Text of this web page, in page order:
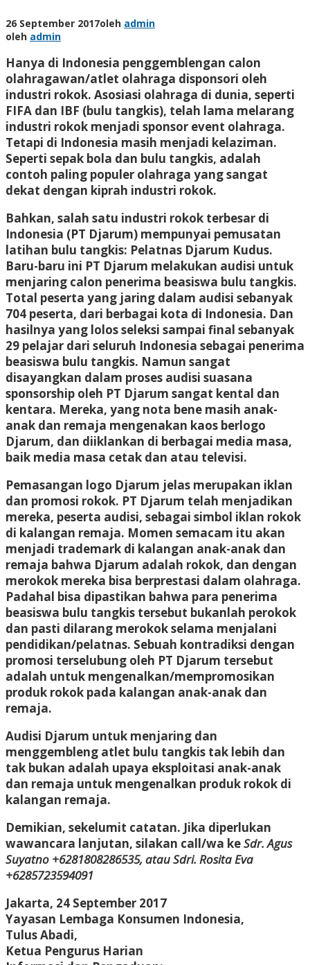
26 September 2017oleh admin
oleh admin
Hanya di Indonesia penggemblengan calon
olahragawan/atlet olahraga disponsori oleh
industri rokok. Asosiasi olahraga di dunia, seperti
FIFA dan IBF (bulu tangkis), telah lama melarang
industri rokok menjadi sponsor event olahraga.
Tetapi di Indonesia masih menjadi kelaziman.
Seperti sepak bola dan bulu tangkis, adalah
contoh paling populer olahraga yang sangat
dekat dengan kiprah industri rokok.
Bahkan, salah satu industri rokok terbesar di
Indonesia (PT Djarum) mempunyai pemusatan
latihan bulu tangkis: Pelatnas Djarum Kudus.
Baru-baru ini PT Djarum melakukan audisi untuk
menjaring calon penerima beasiswa bulu tangkis.
Total peserta yang jaring dalam audisi sebanyak
704 peserta, dari berbagai kota di Indonesia. Dan
hasilnya yang lolos seleksi sampai final sebanyak
29 pelajar dari seluruh Indonesia sebagai penerima
beasiswa bulu tangkis. Namun sangat
disayangkan dalam proses audisi suasana
sponsorship oleh PT Djarum sangat kental dan
kentara. Mereka, yang nota bene masih anak-
anak dan remaja mengenakan kaos berlogo
Djarum, dan diiklankan di berbagai media masa,
baik media masa cetak dan atau televisi.
Pemasangan logo Djarum jelas merupakan iklan
dan promosi rokok. PT Djarum telah menjadikan
mereka, peserta audisi, sebagai simbol iklan rokok
di kalangan remaja. Momen semacam itu akan
menjadi trademark di kalangan anak-anak dan
remaja bahwa Djarum adalah rokok, dan dengan
merokok mereka bisa berprestasi dalam olahraga.
Padahal bisa dipastikan bahwa para penerima
beasiswa bulu tangkis tersebut bukanlah perokok
dan pasti dilarang merokok selama menjalani
pendidikan/pelatnas. Sebuah kontradiksi dengan
promosi terselubung oleh PT Djarum tersebut
adalah untuk mengenalkan/mempromosikan
produk rokok pada kalangan anak-anak dan
remaja.
Audisi Djarum untuk menjaring dan
menggembleng atlet bulu tangkis tak lebih dan
tak bukan adalah upaya eksploitasi anak-anak
dan remaja untuk mengenalkan produk rokok di
kalangan remaja.
Demikian, sekelumit catatan. Jika diperlukan
wawancara lanjutan, silakan call/wa keSdr. Agus
Suyatno +6281808286535, atau Sdri. Rosita Eva
+6285723594091
Jakarta, 24 September 2017
Yayasan Lembaga Konsumen Indonesia,
Tulus Abadi,
Ketua Pengurus Harian